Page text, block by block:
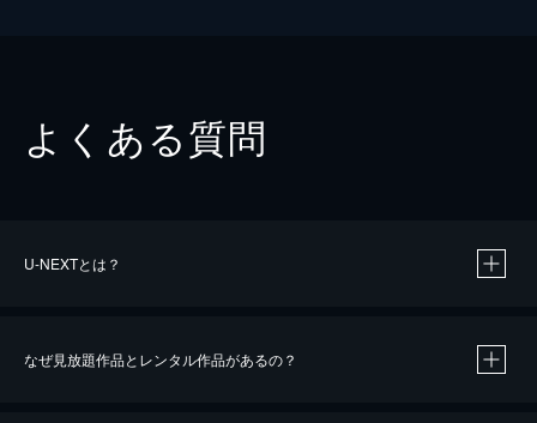
よくある質問
U-NEXTとは？
なぜ見放題作品とレンタル作品があるの？